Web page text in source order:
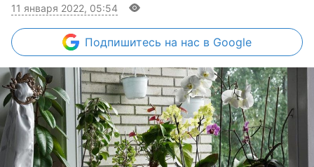
11 января 2022, 05:54
Подпишитесь на нас в Google